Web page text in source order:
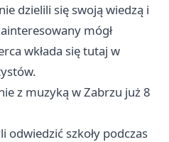
dzielili się swoją wiedzą i
mógł
wkłada się tutaj w
z muzyką w Zabrzu już 8
odwiedzić szkoły podczas